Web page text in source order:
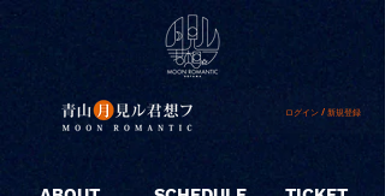
ログイン / 新規登録